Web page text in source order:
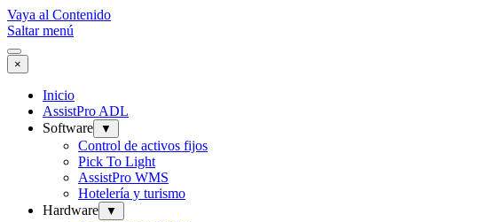
Vaya al Contenido
Saltar menú
×
Inicio
AssistPro ADL
Software
▼
Control de activos fijos
Pick To Light
AssistPro WMS
Hotelería y turismo
Hardware
▼